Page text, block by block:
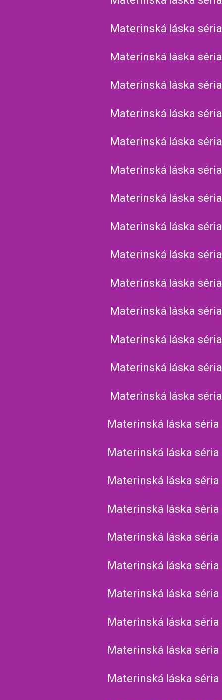
Materinská láska
Materinská láska
Materinská láska
Materinská láska
Materinská láska
Materinská láska
Materinská láska
Materinská láska
Materinská láska
Materinská láska
Materinská láska
Materinská láska
Materinská láska
Materinská láska
Materinská láska séria
Materinská láska séria
Materinská láska séria
Materinská láska séria
Materinská láska séria
Materinská láska séria
Materinská láska séria
Materinská láska séria
Materinská láska séria
Materinská láska séria